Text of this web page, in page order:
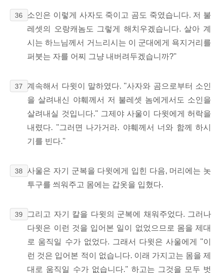
36
소인은 이렇게 사자도 죽이고 곰도 죽였습니다. 저 불
레셋의 오랑캐놈도 그렇게 해치우겠습니다. 살아 계
시는 하느님께서 거느리시는 이 군대에게 욕지거리를
퍼붓는 자를 어찌 그냥 내버려두겠습니까?"
37
계속해서 다윗이 말하였다. "사자와 곰으로부터 소인
을 살려내신 야훼께서 저 불레셋 놈에게서도 소인을
살려내실 것입니다." 그제야 사울이 다윗에게 허락을
내렸다. "그러면 나가거라. 야훼께서 너와 함께 하시
기를 빈다."
38
사울은 자기 군복을 다윗에게 입힌 다음, 머리에는 놋
투구를 씌워주고 몸에는 갑옷을 입혔다.
39
그리고 자기 칼을 다윗의 군복에 채워주었다. 그러나
다윗은 이런 것을 입어본 일이 없었으므로 몸을 제대
로 움직일 수가 없었다. 그래서 다윗은 사울에게 "이
런 것은 입어본 적이 없습니다. 이래 가지고는 몸을 제
대로 움직일 수가 없습니다." 하고는 그것을 모두 벗